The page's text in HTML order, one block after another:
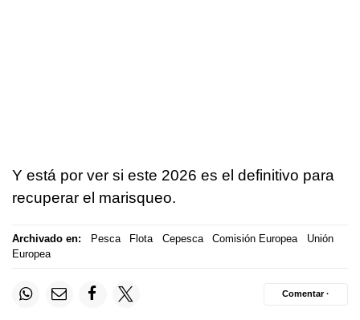
Y está por ver si este 2026 es el definitivo para
recuperar el marisqueo.
Archivado en: Pesca Flota Cepesca Comisión Europea
Unión
Europea
Comentar ·